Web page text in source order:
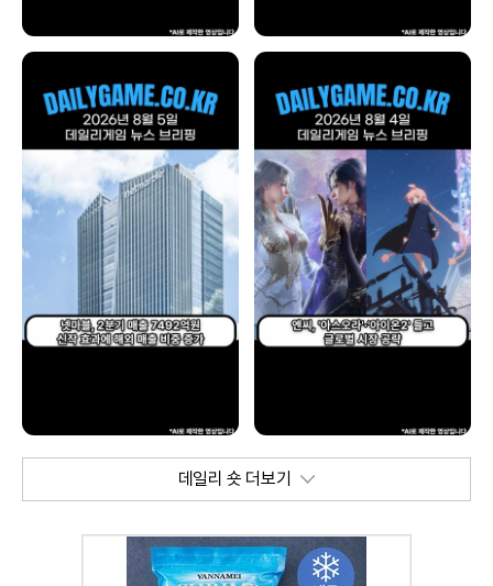
데일리 숏 더보기